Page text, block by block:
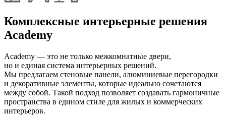
Комплексные интерьерные решения
Academy
Academy — это не только межкомнатные двери,
но и единая система интерьерных решений.
Мы предлагаем стеновые панели, алюминиевые перегородки
и декоративные элементы, которые идеально сочетаются
между собой. Такой подход позволяет создавать гармоничные
пространства в едином стиле для жилых и коммерческих
интерьеров.